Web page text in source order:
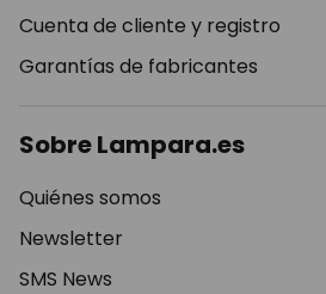
Cuenta de cliente y registro
Garantías de fabricantes
Sobre Lampara.es
Quiénes somos
Newsletter
SMS News